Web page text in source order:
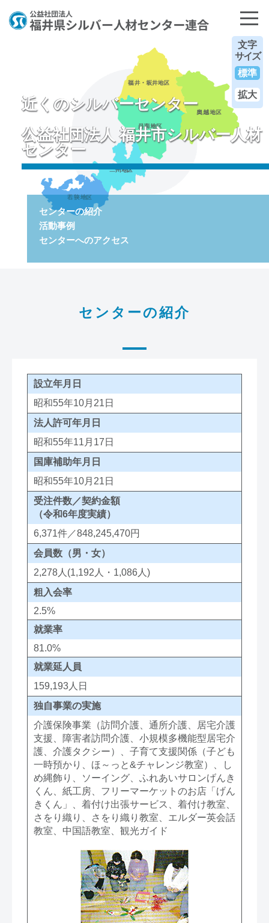
文字
サイズ
標準
拡大
近くのシルバーセンター
公益社団法人 福井市シルバー人材
センター
センターの紹介
活動事例
センターへのアクセス
センターの紹介
設立年月日
昭和55年10月21日
法人許可年月日
昭和55年11月17日
国庫補助年月日
昭和55年10月21日
受注件数／契約金額
（令和6年度実績）
6,371件／848,245,470円
会員数（男・女）
2,278人(1,192人・1,086人)
粗入会率
2.5%
就業率
81.0%
就業延人員
159,193人日
独自事業の実施
介護保険事業（訪問介護、通所介護、居宅介護
支援、障害者訪問介護、小規模多機能型居宅介
護、介護タクシー）、子育て支援関係（子ども
一時預かり、ほ～っと&チャレンジ教室）、し
め縄飾り、ソーイング、ふれあいサロンげんき
くん、紙工房、フリーマーケットのお店「げん
きくん」、着付け出張サービス、着付け教室、
さをり織り、さをり織り教室、エルダー英会話
教室、中国語教室、観光ガイド